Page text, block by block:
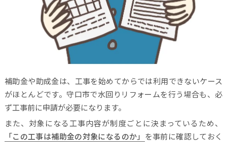
補助金や助成金は、工事を始めてからでは利用できないケース
がほとんどです。守口市で水回りリフォームを行う場合も、必
ず工事前に申請が必要になります。
また、対象になる工事内容が制度ごとに決まっているため、
「この工事は補助金の対象になるのか」 を事前に確認しておく